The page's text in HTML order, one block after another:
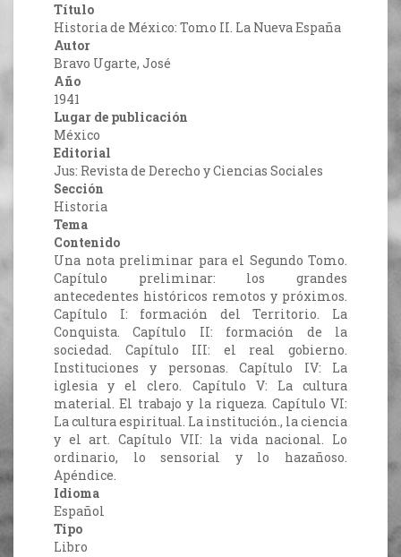
Título
Historia de México: Tomo II. La Nueva España
Autor
Bravo Ugarte, José
Año
1941
Lugar de publicación
México
Editorial
Jus: Revista de Derecho y Ciencias Sociales
Sección
Historia
Tema
Contenido
Una nota preliminar para el Segundo Tomo.
Capítulo preliminar: los grandes
antecedentes históricos remotos y próximos.
Capítulo I: formación del Territorio. La
Conquista. Capítulo II: formación de la
sociedad. Capítulo III: el real gobierno.
Instituciones y personas. Capítulo IV: La
iglesia y el clero. Capítulo V: La cultura
material. El trabajo y la riqueza. Capítulo VI:
La cultura espiritual. La institución., la ciencia
y el art. Capítulo VII: la vida nacional. Lo
ordinario, lo sensorial y lo hazañoso.
Apéndice.
Idioma
Español
Tipo
Libro